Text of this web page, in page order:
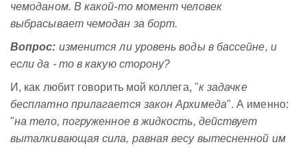
чемоданом. В какой-то момент человек
выбрасывает чемодан за борт.
Вопрос: изменится ли уровень воды в бассейне, и
если да - то в какую сторону?
И, как любит говорить мой коллега, "к задачке
бесплатно прилагается закон Архимеда". А именно:
"на тело, погруженное в жидкость, действует
выталкивающая сила, равная весу вытесненной им